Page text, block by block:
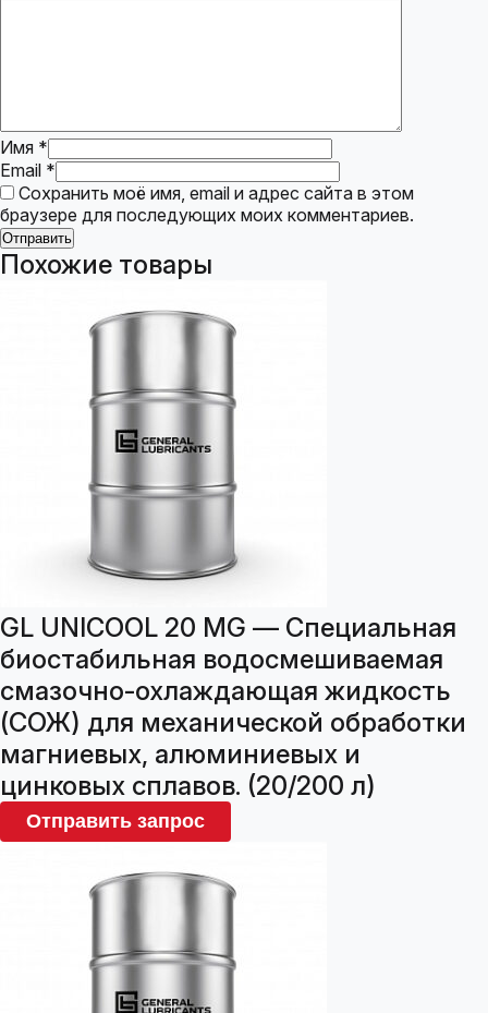
Имя *
Email *
Сохранить моё имя, email и адрес сайта в этом
браузере для последующих моих комментариев.
Похожие товары
GL UNICOOL 20 MG — Специальная
биостабильная водосмешиваемая
смазочно-охлаждающая жидкость
(СОЖ) для механической обработки
магниевых, алюминиевых и
цинковых сплавов. (20/200 л)
Отправить запрос